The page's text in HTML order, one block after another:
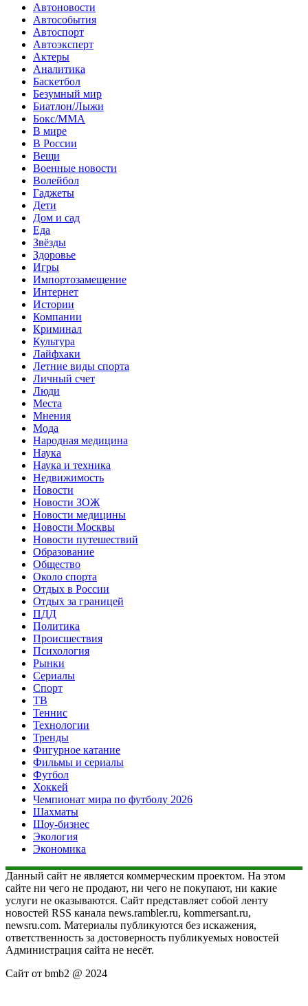
Автоновости
Автособытия
Автоспорт
Автоэксперт
Актеры
Аналитика
Баскетбол
Безумный мир
Биатлон/Лыжи
Бокс/MMA
В мире
В России
Вещи
Военные новости
Волейбол
Гаджеты
Дети
Дом и сад
Еда
Звёзды
Здоровье
Игры
Импортозамещение
Интернет
Истории
Компании
Криминал
Культура
Лайфхаки
Летние виды спорта
Личный счет
Люди
Места
Мнения
Мода
Народная медицина
Наука
Наука и техника
Недвижимость
Новости
Новости ЗОЖ
Новости медицины
Новости Москвы
Новости путешествий
Образование
Общество
Около спорта
Отдых в России
Отдых за границей
ПДД
Политика
Происшествия
Психология
Рынки
Сериалы
Спорт
ТВ
Теннис
Технологии
Тренды
Фигурное катание
Фильмы и сериалы
Футбол
Хоккей
Чемпионат мира по футболу 2026
Шахматы
Шоу-бизнес
Экология
Экономика
Данный сайт не является коммерческим проектом. На этом
сайте ни чего не продают, ни чего не покупают, ни какие
услуги не оказываются. Сайт представляет собой ленту
новостей RSS канала news.rambler.ru, kommersant.ru,
newsru.com. Материалы публикуются без искажения,
ответственность за достоверность публикуемых новостей
Администрация сайта не несёт.
Сайт от bmb2 @ 2024